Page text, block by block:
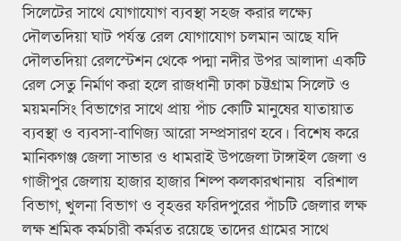
সিলেটের সাথে যোগাযোগ ব্যবস্থা সহজ করার লক্ষ্যে
দৌলতদিয়া ঘাট পর্যন্ত রেল যোগাযোগ চলমান আছে যদি
দৌলতদিয়া রেলস্টেশন থেকে পদ্মা নদীর উপর আলাদা একটি
রেল সেতু নির্মাণ করা হলে রাজধানী ঢাকা চট্টগ্রাম সিলেট ও
ময়মনসিং বিভাগের সাথে প্রায় পাঁচ কোটি মানুষের যাতায়াত
ব্যবস্থা ও ব্যবসা-বাণিজ্য আরো সম্প্রসারণ হবে। বিশেষ করে
মানিকগঞ্জ জেলা সাভার ও ধামরাই উপজেলা টাঙ্গাইল জেলা ও
গাজীপুর জেলায় হাজার হাজার শিল্প কলকারখানায় বরিশাল
বিভাগ, খুলনা বিভাগ ও বৃহত্তর ফরিদপুরের পাঁচটি জেলার লক্ষ
লক্ষ শ্রমিক কর্মচারী কর্মরত রয়েছে তাদের গ্রামের সাথে